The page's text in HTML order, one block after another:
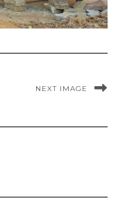
NEXT IMAGE